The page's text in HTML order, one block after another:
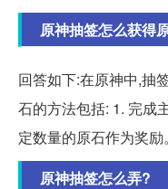
原神抽签怎么获得
回答如下:在原神中,抽
石的方法包括: 1. 完成
定数量的原石作为奖励
原神抽签怎么弄?